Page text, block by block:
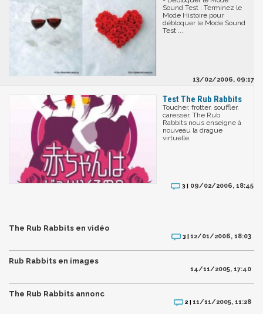
Sound Test : Terminez le
Mode Histoire pour
débloquer le Mode Sound
Test ...
13/02/2006, 09:17
Test The Rub Rabbits
Toucher, frotter, souffler,
caresser, The Rub
Rabbits nous enseigne à
nouveau la drague
virtuelle.
3 | 09/02/2006, 18:45
The Rub Rabbits en vidéo
3 |12/01/2006, 18:03
Rub Rabbits en images
14/11/2005, 17:40
The Rub Rabbits annonc
2 |11/11/2005, 11:28